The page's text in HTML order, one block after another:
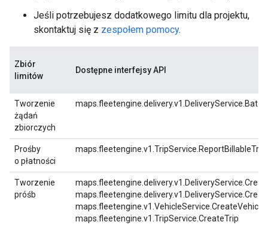
Jeśli potrzebujesz dodatkowego limitu dla projektu,
skontaktuj się z zespołem pomocy.
Zbiór
limitów
Dostępne interfejsy API
Tworzenie
żądań
zbiorczych
Prośby
o płatności
maps.fleetengine.v1.TripService.ReportBillableTrip
Tworzenie
próśb
maps.fleetengine.v1.VehicleService.CreateVehicle,
maps.fleetengine.v1.TripService.CreateTrip